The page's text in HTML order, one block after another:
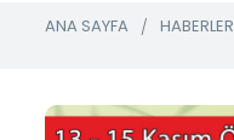
ANA SAYFA HABERLER